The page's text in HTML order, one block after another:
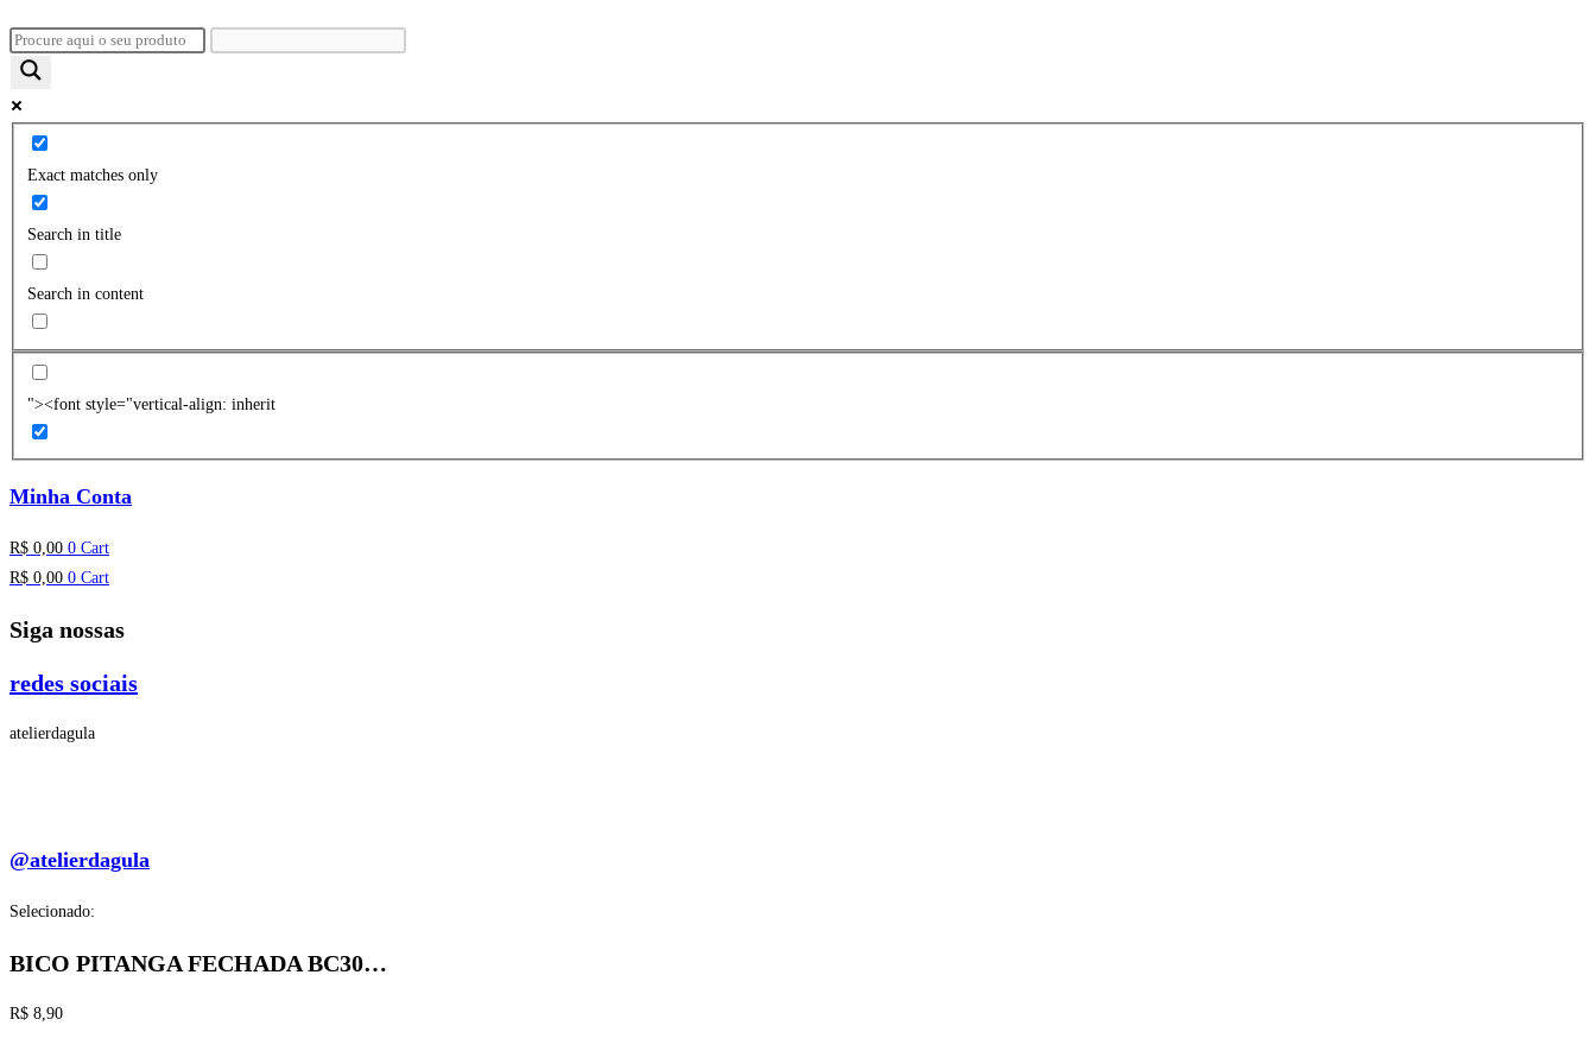
Exact matches only
Search in title
Search in content
"><font style="vertical-align: inherit
Minha Conta
R$ 0,00 0 Cart
R$ 0,00 0 Cart
Siga nossas
redes sociais
atelierdagula
@atelierdagula
Selecionado:
BICO PITANGA FECHADA BC30…
R$ 8,90